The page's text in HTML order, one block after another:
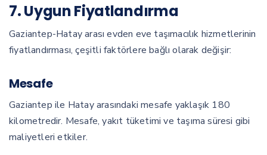
7. Uygun Fiyatlandırma
Gaziantep-Hatay arası evden eve taşımacılık hizmetlerinin
fiyatlandırması, çeşitli faktörlere bağlı olarak değişir:
Mesafe
Gaziantep ile Hatay arasındaki mesafe yaklaşık 180
kilometredir. Mesafe, yakıt tüketimi ve taşıma süresi gibi
maliyetleri etkiler.